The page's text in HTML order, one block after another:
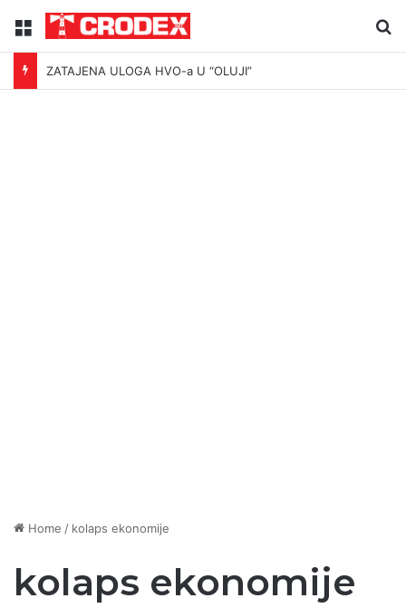
Menu
ZATAJENA ULOGA HVO-a U “OLUJI”
Home / kolaps ekonomije
kolaps ekonomije